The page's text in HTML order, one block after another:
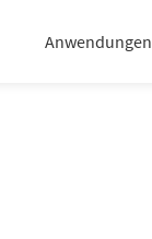
Anwendungen